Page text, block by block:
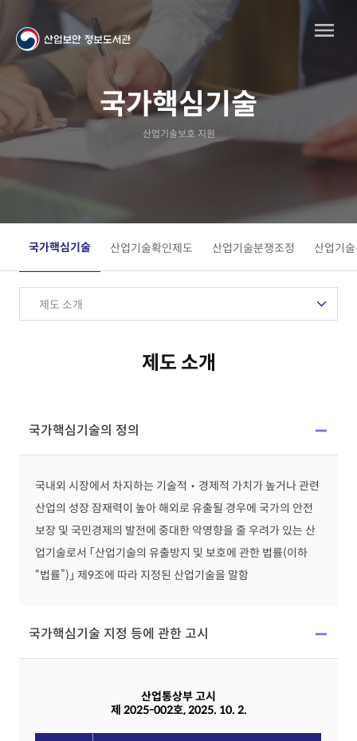
국가핵심기술
산업기술보호 지원
국가핵심기술 산업기술확인제도 산업기술분쟁조정 산업기
제도 소개
국가핵심기술의 정의
국내외 시장에서 차지하는 기술적‧경제적 가치가 높거나 관련
산업의 성장 잠재력이 높아 해외로 유출될 경우에 국가의 안전
보장 및 국민경제의 발전에 중대한 악영향을 줄 우려가 있는 산
업기술로서 「산업기술의 유출방지 및 보호에 관한 법률(이하
“법률”)」 제9조에 따라 지정된 산업기술을 말함
국가핵심기술 지정 등에 관한 고시
산업통상부 고시
제 2025-002호, 2025. 10. 2.